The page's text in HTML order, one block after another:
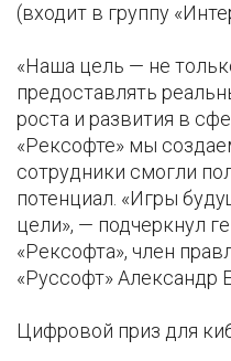
(входит в группу
«Наша цель — не
предоставлять
роста и развития в
«Рексофте» мы
сотрудники смогли
потенциал. «Игры
цели», — подчеркнул
«Рексофта», член
«Руссофт» Александр
Цифровой приз для